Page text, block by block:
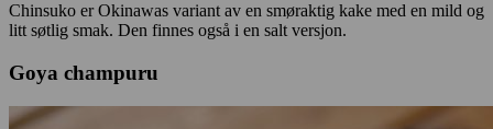
Chinsuko er Okinawas variant av en smøraktig kake med en mild og
litt søtlig smak. Den finnes også i en salt versjon.
Goya champuru